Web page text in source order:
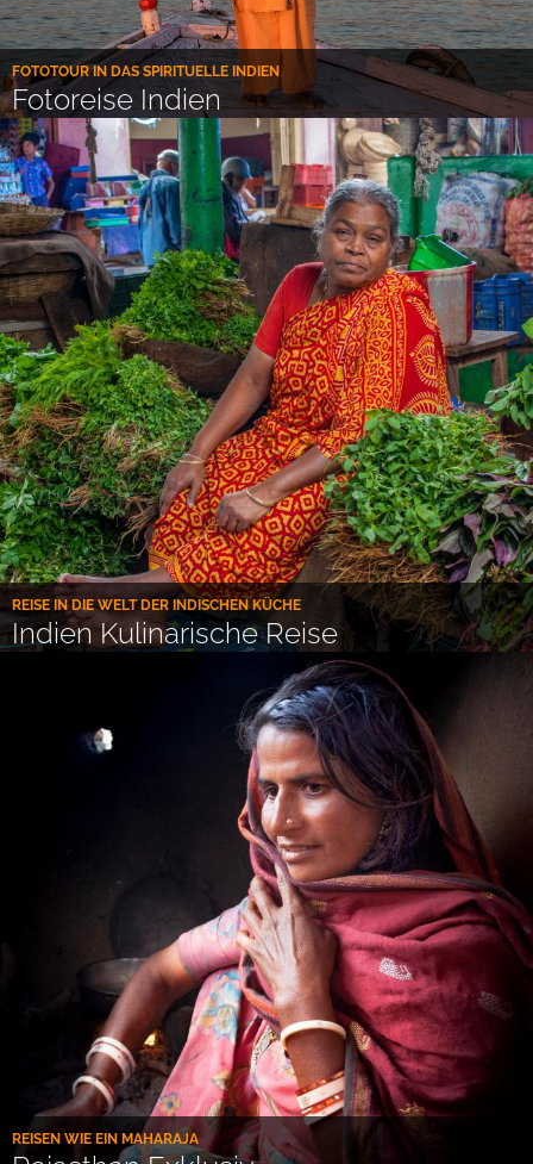
FOTOTOUR IN DAS SPIRITUELLE INDIEN
Fotoreise Indien
REISE IN DIE WELT DER INDISCHEN KÜCHE
Indien Kulinarische Reise
REISEN WIE EIN MAHARAJA